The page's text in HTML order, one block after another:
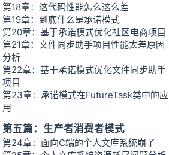
第18章：这代码性能怎么这么差
第19章：到底什么是承诺模式
第20章：基于承诺模式优化社区电商项目
第21章：文件同步助手项目性能太差原因
分析
第22章：基于承诺模式优化文件同步助手
项目
第23章：承诺模式在FutureTask类中的应
用
第五篇：生产者消费者模式
第24章：面向C端的个人文库系统崩了